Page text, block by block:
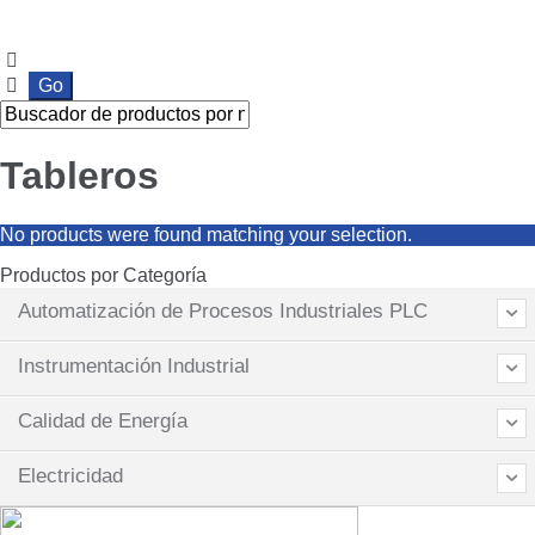
Ir
a
la
navegación
Ir
al
contenido
Tableros
No products were found matching your selection.
Productos por Categoría
Automatización de Procesos Industriales PLC
Instrumentación Industrial
Calidad de Energía
Electricidad